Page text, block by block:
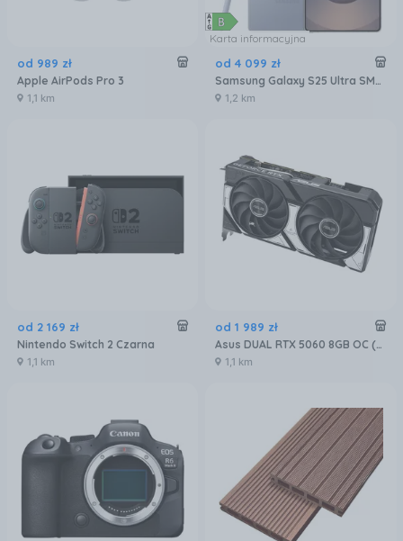
od 989 zł
Apple AirPods Pro 3
1,1 km
Karta informacyjna
od 4 099 zł
Samsung Galaxy S25 Ultra SM-S938 12/256GB Tytanowy Niebieski
1,2 km
od 2 169 zł
Nintendo Switch 2 Czarna
1,1 km
od 1 989 zł
Asus DUAL RTX 5060 8GB OC (90YV0N12M0NA00)
1,1 km